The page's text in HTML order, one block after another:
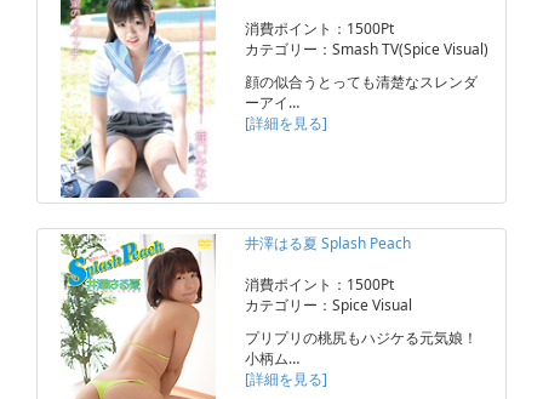
消費ポイント：1500Pt
カテゴリー：Smash TV(Spice Visual)
顔の似合うとっても清楚なスレンダ
ーアイ…
[詳細を見る]
井澤はる夏 Splash Peach
消費ポイント：1500Pt
カテゴリー：Spice Visual
プリプリの桃尻もハジケる元気娘！
小柄ム…
[詳細を見る]